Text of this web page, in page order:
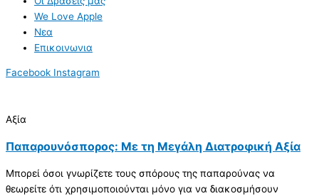
We Love Apple
Νεα
Επικοινωνια
Facebook Instagram
Αξία
Παπαρουνόσπορος: Με τη Μεγάλη Διατροφική Αξία
Μπορεί όσοι γνωρίζετε τους σπόρους της παπαρούνας να
θεωρείτε ότι χρησιμοποιούνται μόνο για να διακοσμήσουν